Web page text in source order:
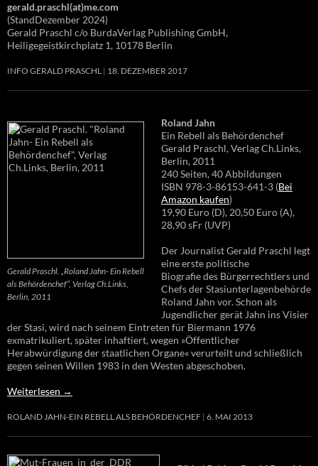
gerald.praschl(at)me.com
(StandDezember 2024)
Gerald Praschl c/o BurdaVerlag Publishing GmbH,
Heiligegeistkirchplatz 1, 10178 Berlin
INFO GERALD PRASCHL 18. DEZEMBER 2017
Gerald Praschl. „Roland Jahn- Ein Rebell
als Behördenchef“, Verlag Ch.Links,
Berlin, 2011
Roland Jahn
Ein Rebell als Behördenchef
Gerald Praschl, Verlag Ch.Links,
Berlin, 2011
240 Seiten, 40 Abbildungen
ISBN 978-3-86153-641-3 (Bei
Amazon kaufen)
19,90 Euro (D), 20,50 Euro (A),
28,90 sFr (UVP)
Der Journalist Gerald Praschl legt
eine erste politische
Biografie des Bürgerrechtlers und
Chefs der Stasiunterlagenbehörde
Roland Jahn vor. Schon als
Jugendlicher gerät Jahn ins Visier
der Stasi, wird nach seinem Eintreten für Biermann 1976
exmatrikuliert, später inhaftiert, wegen »Öffentlicher
Herabwürdigung der staatlichen Organe« verurteilt und schließlich
gegen seinen Willen 1983 in den Westen abgeschoben.
Weiterlesen →
ROLAND JAHN-EIN REBELL ALS BEHÖRDENCHEF 6. MAI 2013